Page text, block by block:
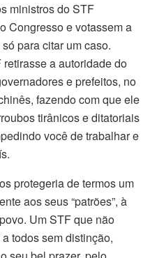
ministros do STF
Congresso e votassem a
para citar um caso.
a autoridade do
e prefeitos, no
fazendo com que ele
tirânicos e ditatoriais
você de trabalhar e
protegeria de termos um
aos seus “patrões”, à
Um STF que não
todos sem distinção,